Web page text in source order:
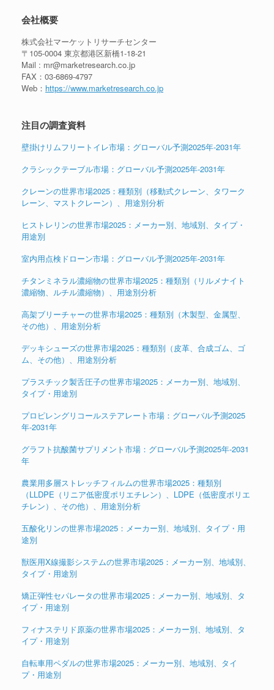
会社概要
株式会社マーケットリサーチセンター
〒105-0004 東京都港区新橋1-18-21
Mail : mr@marketresearch.co.jp
FAX：03-6869-4797
Web： https://www.marketresearch.co.jp
注目の調査資料
壁掛けリムフリートイレ市場：グローバル予測2025年-2031年
クラシックテーブル市場：グローバル予測2025年-2031年
クレーンの世界市場2025：種類別（移動式クレーン、タワーク
レーン、マストクレーン）、用途別分析
ヒストレリンの世界市場2025：メーカー別、地域別、タイプ・
用途別
室内用点検ドローン市場：グローバル予測2025年-2031年
チタンミネラル濃縮物の世界市場2025：種類別（リルメナイト
濃縮物、ルチル濃縮物）、用途別分析
高架ブリーチャーの世界市場2025：種類別（木製型、金属型、
その他）、用途別分析
デッキシューズの世界市場2025：種類別（皮革、合成ゴム、ゴ
ム、その他）、用途別分析
プラスチック製舌圧子の世界市場2025：メーカー別、地域別、
タイプ・用途別
プロピレングリコールステアレート市場：グローバル予測2025
年-2031年
グラフト抗酸菌サプリメント市場：グローバル予測2025年-2031
年
農業用多層ストレッチフィルムの世界市場2025：種類別
（LLDPE（リニア低密度ポリエチレン）、LDPE（低密度ポリエ
チレン）、その他）、用途別分析
五酸化リンの世界市場2025：メーカー別、地域別、タイプ・用
途別
獣医用X線撮影システムの世界市場2025：メーカー別、地域別、
タイプ・用途別
矯正弾性セパレータの世界市場2025：メーカー別、地域別、タ
イプ・用途別
フィナステリド原薬の世界市場2025：メーカー別、地域別、タ
イプ・用途別
自転車用ペダルの世界市場2025：メーカー別、地域別、タイ
プ・用途別